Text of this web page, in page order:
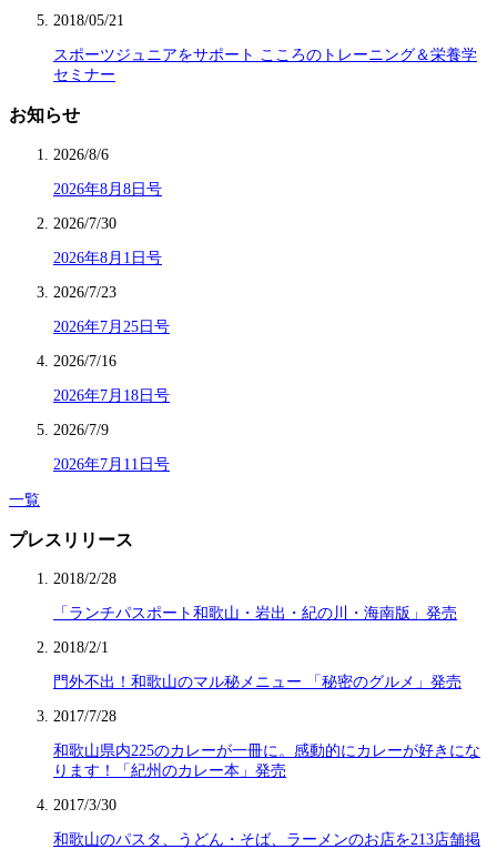
2018/05/21
スポーツジュニアをサポート こころのトレーニング＆栄養学
セミナー
お知らせ
2026/8/6
2026年8月8日号
2026/7/30
2026年8月1日号
2026/7/23
2026年7月25日号
2026/7/16
2026年7月18日号
2026/7/9
2026年7月11日号
一覧
プレスリリース
2018/2/28
「ランチパスポート和歌山・岩出・紀の川・海南版」発売
2018/2/1
門外不出！和歌山のマル秘メニュー 「秘密のグルメ」発売
2017/7/28
和歌山県内225のカレーが一冊に。感動的にカレーが好きにな
ります！「紀州のカレー本」発売
2017/3/30
和歌山のパスタ、うどん・そば、ラーメンのお店を213店舗掲